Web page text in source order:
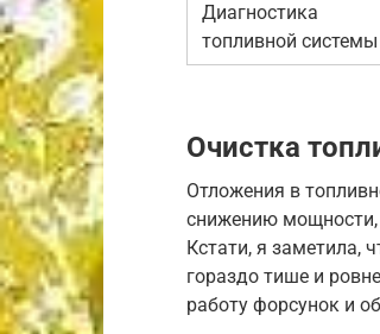
Диагностика
топливной системы
Очистка
Отложения в
снижению мощности,
Кстати, я заметила,
гораздо тише и
работу форсунок и